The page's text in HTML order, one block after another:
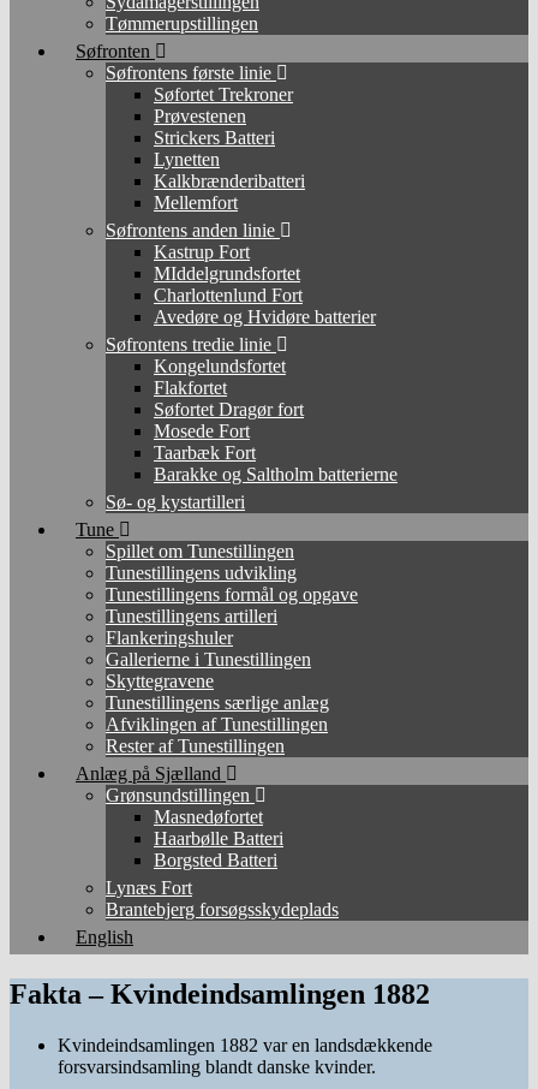
Tømmerupstillingen
Søfronten
Søfrontens første linie
Søfortet Trekroner
Prøvestenen
Strickers Batteri
Lynetten
Kalkbrænderibatteri
Mellemfort
Søfrontens anden linie
Kastrup Fort
MIddelgrundsfortet
Charlottenlund Fort
Avedøre og Hvidøre batterier
Søfrontens tredie linie
Kongelundsfortet
Flakfortet
Søfortet Dragør fort
Mosede Fort
Taarbæk Fort
Barakke og Saltholm batterierne
Sø- og kystartilleri
Tune
Spillet om Tunestillingen
Tunestillingens udvikling
Tunestillingens formål og opgave
Tunestillingens artilleri
Flankeringshuler
Gallerierne i Tunestillingen
Skyttegravene
Tunestillingens særlige anlæg
Afviklingen af Tunestillingen
Rester af Tunestillingen
Anlæg på Sjælland
Grønsundstillingen
Masnedøfortet
Haarbølle Batteri
Borgsted Batteri
Lynæs Fort
Brantebjerg forsøgsskydeplads
English
Fakta – Kvindeindsamlingen 1882
Kvindeindsamlingen 1882 var en landsdækkende
forsvarsindsamling blandt danske kvinder.